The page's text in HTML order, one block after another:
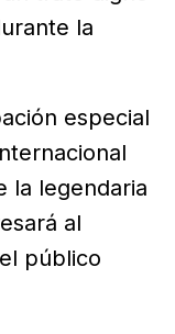
la
especial
la legendaria
al
público